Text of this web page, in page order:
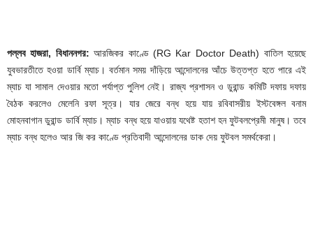
পল্লব হাজরা, বিধাননগর: আরজিকর কাণ্ডে (RG Kar Doctor Death) বাতিল হয়েছে
যুবভারতীতে হওয়া ডার্বি ম্যাচ। বর্তমান সময় দাঁড়িয়ে আন্দোলনের আঁচে উত্তপ্ত হতে পারে এই
ম্যাচ যা সামাল দেওয়ার মতো পর্যাপ্ত পুলিশ নেই। রাজ্য প্রশাসন ও ডুরান্ড কমিটি দফায় দফায়
বৈঠক করলেও মেলেনি রফা সূত্র। যার জেরে বন্ধ হয়ে যায় রবিবাসরীয় ইস্টবেঙ্গল বনাম
মোহনবাগান ডুরান্ড ডার্বি ম্যাচ। ম্যাচ বন্ধ হয়ে যাওয়ায় যথেষ্ট হতাশ হন ফুটবলপ্রেমী মানুষ। তবে
ম্যাচ বন্ধ হলেও আর জি কর কাণ্ডে প্রতিবাদী আন্দোলনের ডাক দেয় ফুটবল সমর্থকেরা।